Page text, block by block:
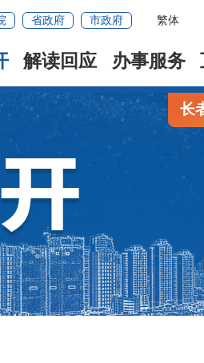
省政府 市政府 繁体
解读回应 办事服务
长